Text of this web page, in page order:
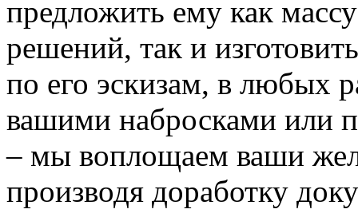
предложить ему как
решений, так и
по его эскизам, в любых
вашими набросками или
– мы воплощаем ваши
производя доработку